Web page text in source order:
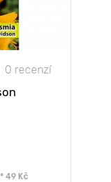
0 recenzí
49 Kč